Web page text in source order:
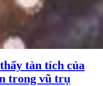
tàn tích của
trong vũ trụ